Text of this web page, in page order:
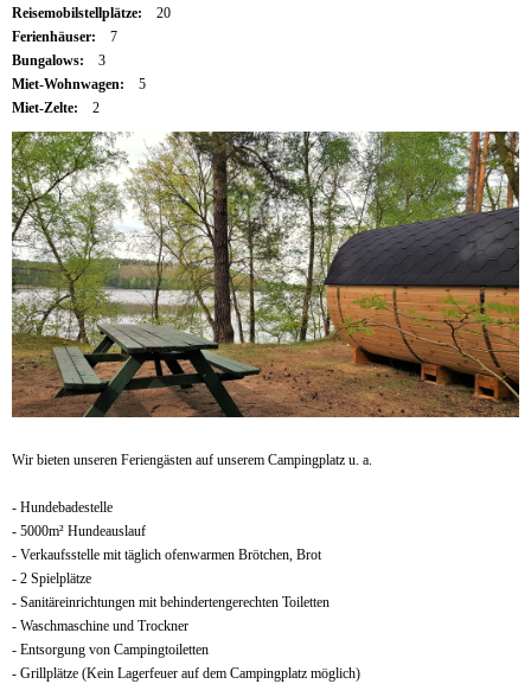
Reisemobilstellplätze:
20
Ferienhäuser:
7
Bungalows:
3
Miet-Wohnwagen:
5
Miet-Zelte:
2
Wir bieten unseren Feriengästen auf unserem Campingplatz u. a.
- Hundebadestelle
- 5000m² Hundeauslauf
- Verkaufsstelle mit täglich ofenwarmen Brötchen, Brot
- 2 Spielplätze
- Sanitäreinrichtungen mit behindertengerechten Toiletten
- Waschmaschine und Trockner
- Entsorgung von Campingtoiletten
- Grillplätze (Kein Lagerfeuer auf dem Campingplatz möglich)